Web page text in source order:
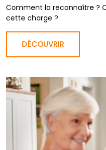
Comment la reconnaître ?
cette charge ?
DÉCOUVRIR